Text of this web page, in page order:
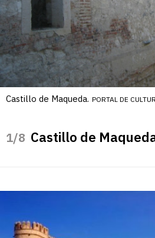
Castillo de Maqueda. PORTAL DE
/8 Castillo de